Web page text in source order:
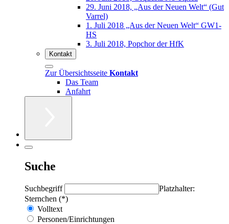
29. Juni 2018, „Aus der Neuen Welt“ (Gut
Varrel)
1. Juli 2018 „Aus der Neuen Welt“ GW1-
HS
3. Juli 2018, Popchor der HfK
Kontakt
Zur Übersichtsseite Kontakt
Das Team
Anfahrt
Suche
Suchbegriff
Platzhalter:
Sternchen (*)
Volltext
Personen/Einrichtungen